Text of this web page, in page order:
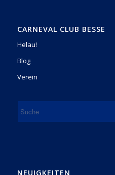
CARNEVAL CLUB BESSE
Helau!
Blog
Verein
NEUIGKEITEN